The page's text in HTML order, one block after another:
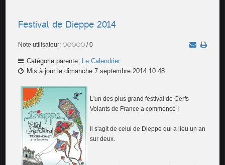
Festival de Dieppe 2014
Note utilisateur: / 0
Catégorie parente: Le Calendrier
Mis à jour le dimanche 7 septembre 2014 10:48
L'un des plus grand festival de Cerfs-
Volants de France a commencé !
Il s'agit de celui de Dieppe qui a lieu un an
sur deux.